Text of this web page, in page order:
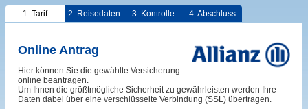
1. Tarif 2. Reisedaten 3. Kontrolle 4. Abschluss
Online Antrag
Hier können Sie die gewählte Versicherung
online beantragen.
Um Ihnen die größtmögliche Sicherheit zu gewährleisten werden Ihre
Daten dabei über eine verschlüsselte Verbindung (SSL) übertragen.